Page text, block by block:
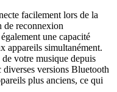
facilement lors de la
de reconnexion
une capacité
appareils simultanément.
votre musique depuis
versions Bluetooth
plus anciens, ce qui